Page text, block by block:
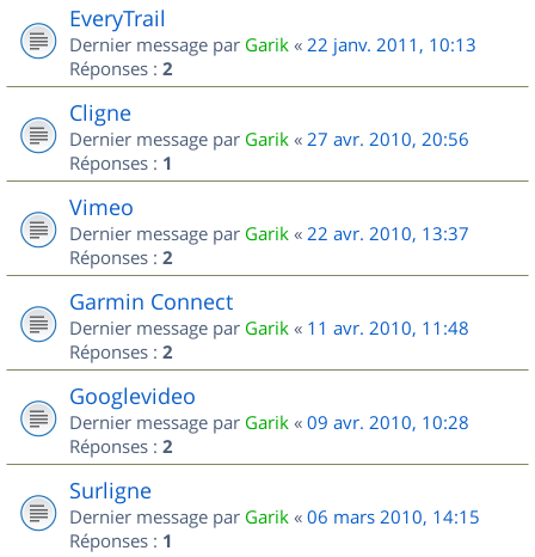
EveryTrail
Dernier message par Garik « 22 janv. 2011, 10:13
Réponses : 2
Cligne
Dernier message par Garik « 27 avr. 2010, 20:56
Réponses : 1
Vimeo
Dernier message par Garik « 22 avr. 2010, 13:37
Réponses : 2
Garmin Connect
Dernier message par Garik « 11 avr. 2010, 11:48
Réponses : 2
Googlevideo
Dernier message par Garik « 09 avr. 2010, 10:28
Réponses : 2
Surligne
Dernier message par Garik « 06 mars 2010, 14:15
Réponses : 1